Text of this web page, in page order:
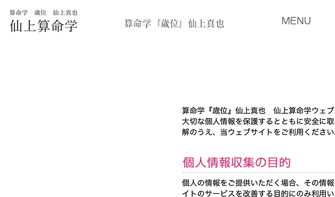
算命学『歳位』仙上真也 MENU